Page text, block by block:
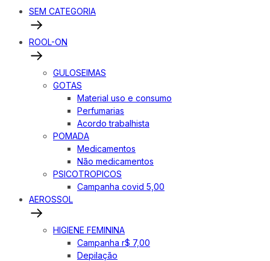
SEM CATEGORIA
ROOL-ON
GULOSEIMAS
GOTAS
Material uso e consumo
Perfumarias
Acordo trabalhista
POMADA
Medicamentos
Não medicamentos
PSICOTROPICOS
Campanha covid 5,00
AEROSSOL
HIGIENE FEMININA
Campanha r$ 7,00
Depilação